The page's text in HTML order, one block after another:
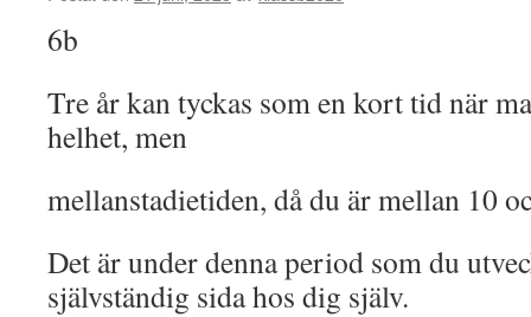
6b
Tre år kan tyckas som en kort tid när
helhet, men
mellanstadietiden, då du är mellan 10
Det är under denna period som du
självständig sida hos dig själv.